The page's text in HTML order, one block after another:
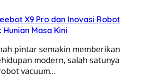
X9 Pro dan Inovasi Robot
Masa Kini
pintar semakin memberikan
modern, salah satunya
vacuum…